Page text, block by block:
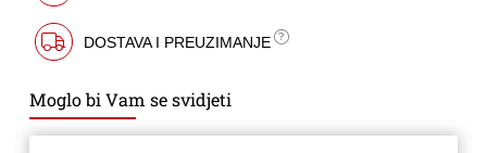
DOSTAVA I PREUZIMANJE
Moglo bi Vam se svidjeti